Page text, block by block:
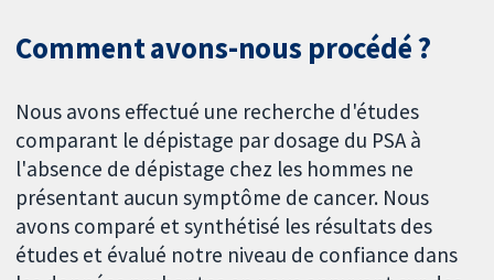
Comment avons-nous procédé ?
Nous avons effectué une recherche d'études
comparant le dépistage par dosage du PSA à
l'absence de dépistage chez les hommes ne
présentant aucun symptôme de cancer. Nous
avons comparé et synthétisé les résultats des
études et évalué notre niveau de confiance dans